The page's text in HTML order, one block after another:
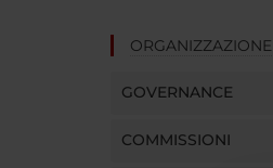
ORGANIZZAZIONE
GOVERNANCE
COMMISSIONI